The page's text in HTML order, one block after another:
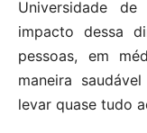
Universidade
impacto dessa
pessoas, em
maneira
levar quase tudo